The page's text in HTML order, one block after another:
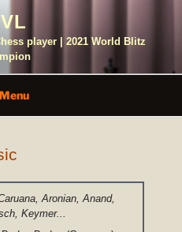
player | 2021 World Blitz
Menu
Aronian, Anand,
Keymer...